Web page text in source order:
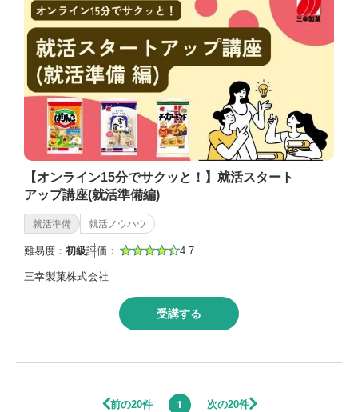
【オンライン15分でサクッと！】就活スタート
アップ講座(就活準備編)
就活準備 就活ノウハウ
難易度： 初級評価： 4.7
三幸製菓株式会社
受講する
前の20件 1 次の20件